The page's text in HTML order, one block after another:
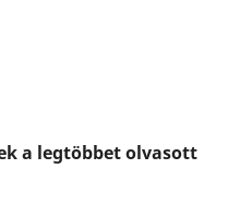
a legtöbbet olvasott